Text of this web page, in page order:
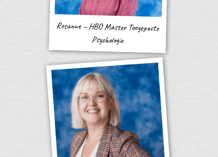
Rosanne – HBO Master Toegepaste
Psychologie